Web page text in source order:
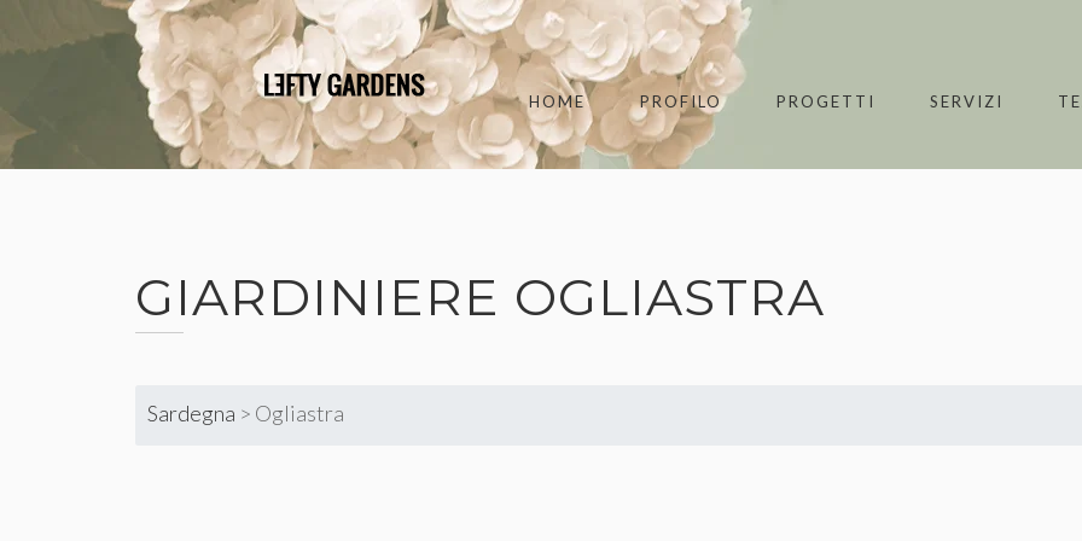
to
HOME
PROFILO PROGETTI SERVIZI
GIARDINIERE OGLIASTRA
Sardegna > Ogliastra